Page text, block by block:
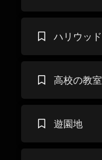
ハリウッド
高校の教室
遊園地